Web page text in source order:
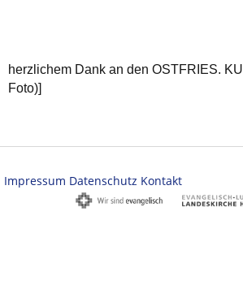
[
herzlichem Dank an den OSTFRIES.
Foto)]
Impressum Datenschutz Kontakt